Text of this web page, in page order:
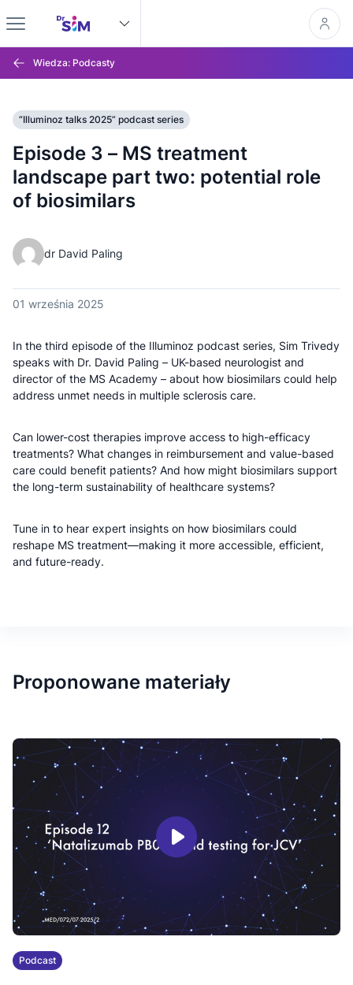
Wiedza: Podcasty
“Illuminoz talks 2025” podcast series
Episode 3 – MS treatment
landscape part two: potential role
of biosimilars
dr David Paling
01 września 2025
In the third episode of the Illuminoz podcast series, Sim Trivedy
speaks with Dr. David Paling – UK-based neurologist and
director of the MS Academy – about how biosimilars could help
address unmet needs in multiple sclerosis care.
Can lower-cost therapies improve access to high-efficacy
treatments? What changes in reimbursement and value-based
care could benefit patients? And how might biosimilars support
the long-term sustainability of healthcare systems?
Tune in to hear expert insights on how biosimilars could
reshape MS treatment—making it more accessible, efficient,
and future-ready.
Proponowane materiały
Podcast